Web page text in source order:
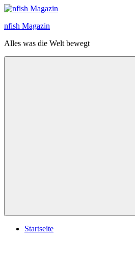
Zum
springen
nfish Magazin
Alles was die Welt bewegt
Startseite